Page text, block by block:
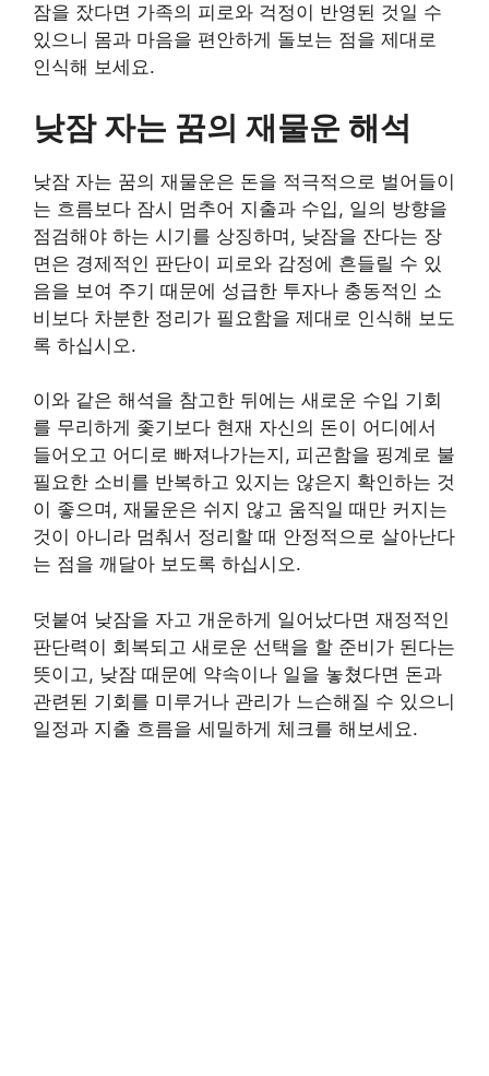
잠을 잤다면 가족의 피로와 걱정이 반영된 것일 수
있으니 몸과 마음을 편안하게 돌보는 점을 제대로
인식해 보세요.
낮잠 자는 꿈의 재물운 해석
낮잠 자는 꿈의 재물운은 돈을 적극적으로 벌어들이
는 흐름보다 잠시 멈추어 지출과 수입, 일의 방향을
점검해야 하는 시기를 상징하며, 낮잠을 잔다는 장
면은 경제적인 판단이 피로와 감정에 흔들릴 수 있
음을 보여 주기 때문에 성급한 투자나 충동적인 소
비보다 차분한 정리가 필요함을 제대로 인식해 보도
록 하십시오.
이와 같은 해석을 참고한 뒤에는 새로운 수입 기회
를 무리하게 좇기보다 현재 자신의 돈이 어디에서
들어오고 어디로 빠져나가는지, 피곤함을 핑계로 불
필요한 소비를 반복하고 있지는 않은지 확인하는 것
이 좋으며, 재물운은 쉬지 않고 움직일 때만 커지는
것이 아니라 멈춰서 정리할 때 안정적으로 살아난다
는 점을 깨달아 보도록 하십시오.
덧붙여 낮잠을 자고 개운하게 일어났다면 재정적인
판단력이 회복되고 새로운 선택을 할 준비가 된다는
뜻이고, 낮잠 때문에 약속이나 일을 놓쳤다면 돈과
관련된 기회를 미루거나 관리가 느슨해질 수 있으니
일정과 지출 흐름을 세밀하게 체크를 해보세요.